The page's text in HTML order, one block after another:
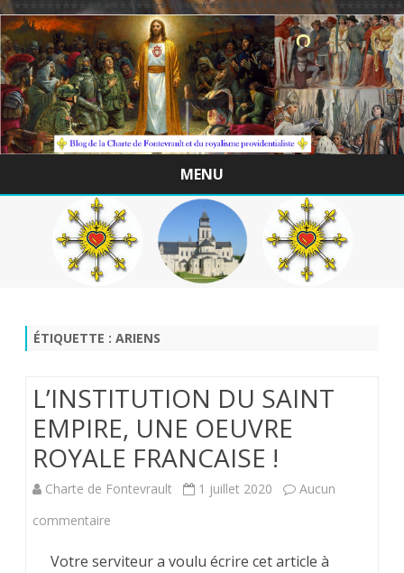
/
MENU
Skip
to
content
ÉTIQUETTE : ARIENS
L’INSTITUTION DU SAINT
EMPIRE, UNE OEUVRE
ROYALE FRANCAISE !
Charte de Fontevrault 1 juillet 2020
Aucun
commentaire
Votre serviteur a voulu écrire cet article à